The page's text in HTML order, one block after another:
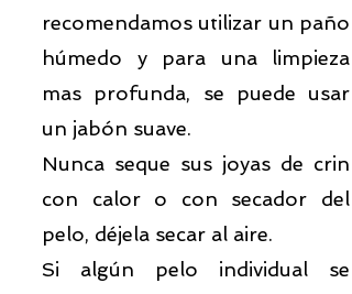
recomendamos utilizar un paño
húmedo y para una limpieza
mas profunda, se puede usar
un jabón suave.
Nunca seque sus joyas de crin
con calor o con secador del
pelo, déjela secar al aire.
Si algún pelo individual se